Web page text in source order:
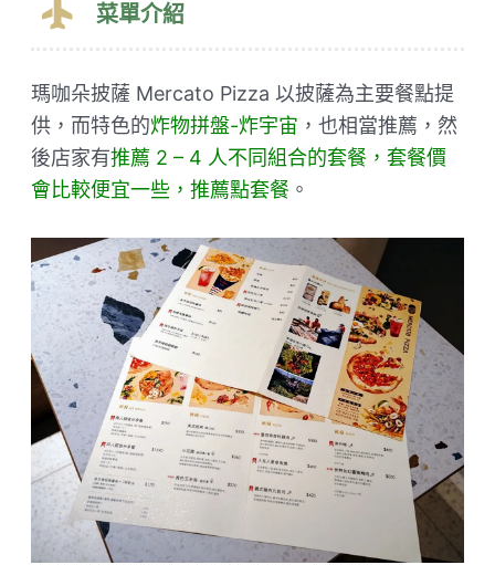
菜單介紹
瑪咖朵披薩 Mercato Pizza 以披薩為主要餐點提
供，而特色的炸物拼盤-炸宇宙 ，也相當推薦，然
後店家有推薦 2 – 4 人不同組合的套餐，套餐價
會比較便宜一些，推薦點套餐 。